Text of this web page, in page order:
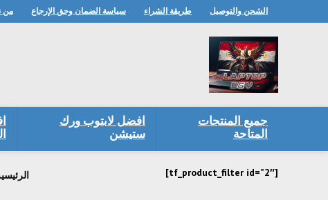
الشحن والتوصيل طريقة الشراء سياسة الضمان وحق الإرجاع من
جميع المنتجات
المتاحة
افضل لابتوب ورك
ستيشن
[tf_product_filter id=”2″]